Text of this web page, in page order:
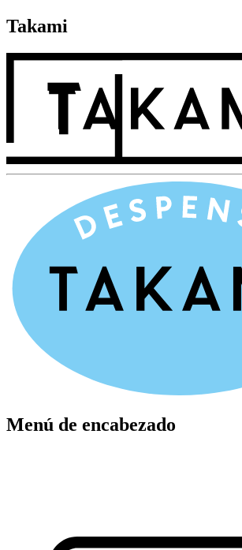
Takami
Menú de encabezado